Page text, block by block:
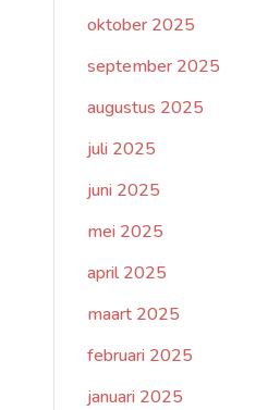
oktober 2025
september 2025
augustus 2025
juli 2025
juni 2025
mei 2025
april 2025
maart 2025
februari 2025
januari 2025